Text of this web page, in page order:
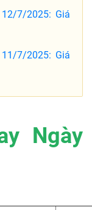
7/2025: Giá
7/2025: Giá
Ngày